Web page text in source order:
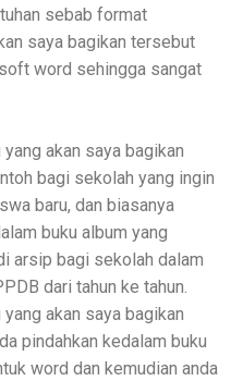
sebab format
saya bagikan tersebut
word sehingga sangat
akan saya bagikan
bagi sekolah yang ingin
baru, dan biasanya
buku album yang
arsip bagi sekolah dalam
dari tahun ke tahun.
akan saya bagikan
pindahkan kedalam buku
word dan kemudian anda